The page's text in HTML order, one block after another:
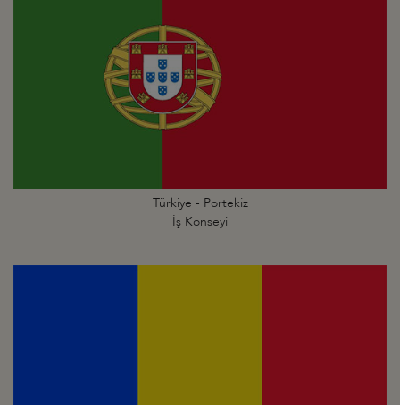
Türkiye - Portekiz
İş Konseyi